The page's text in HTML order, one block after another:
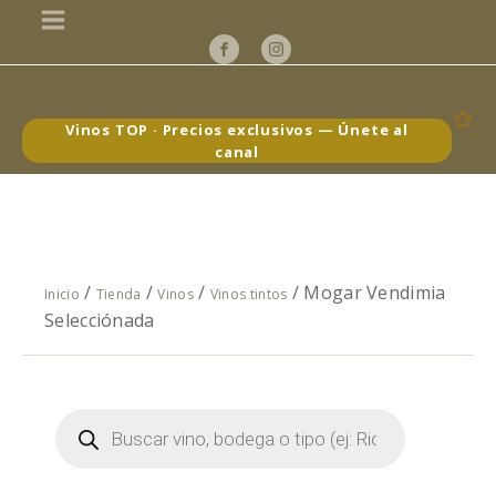
Vinos TOP · Precios exclusivos — Únete al
canal
Inicio / Tienda /Vinos/ Vinos tintos / Mogar Vendimia
Selecciónada
Búsqueda